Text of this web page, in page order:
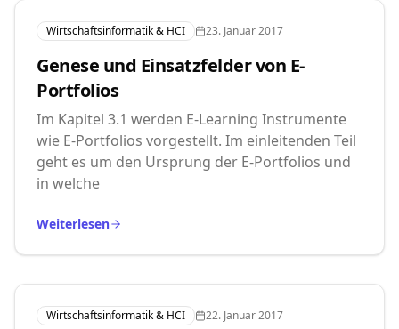
Wirtschaftsinformatik & HCI 23. Januar 2017
Genese und Einsatzfelder von E-
Portfolios
Im Kapitel 3.1 werden E-Learning Instrumente
wie E-Portfolios vorgestellt. Im einleitenden Teil
geht es um den Ursprung der E-Portfolios und
in welche
Weiterlesen
Wirtschaftsinformatik & HCI 22. Januar 2017